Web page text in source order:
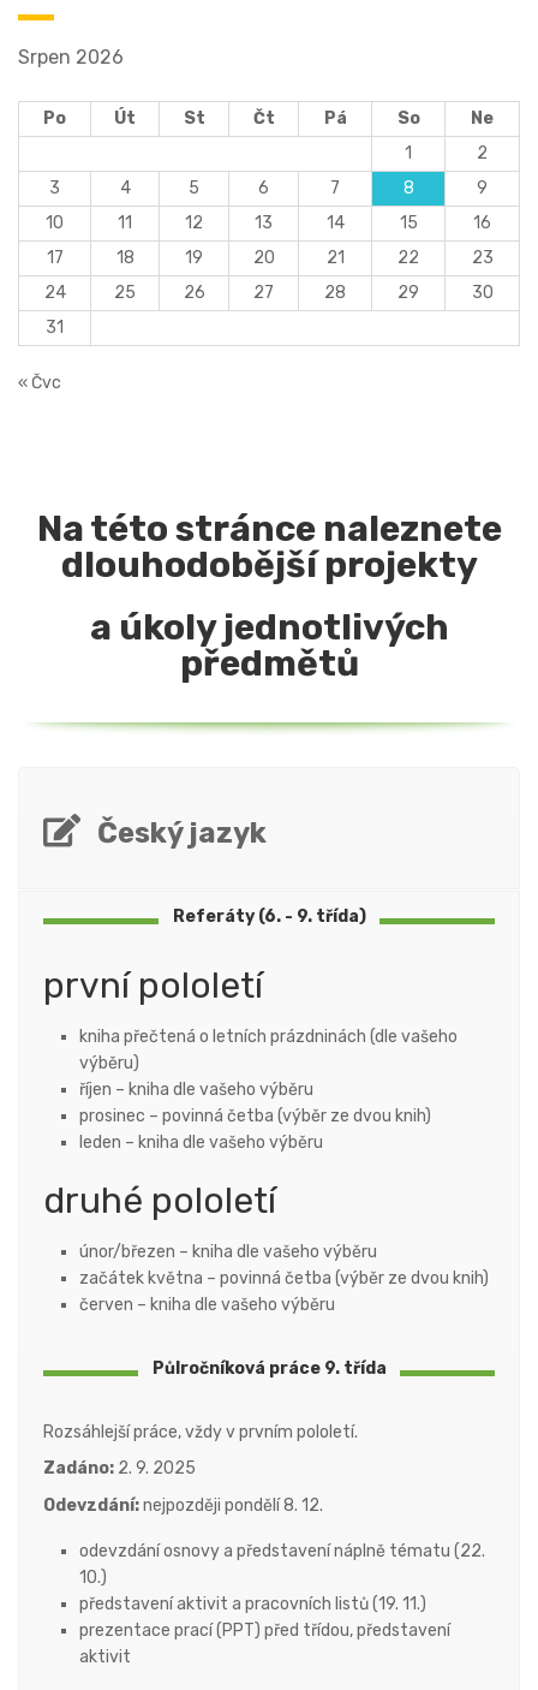
Srpen 2026
Po Út St Čt Pá So
Ne
1
2
3
4 5 6 7 8
9
10
11 12 13 14 15
16
17
18 19 20 21 22
23
24
25 26 27 28 29
30
31
« Čvc
Na této stránce naleznete
dlouhodobější projekty
a úkoly jednotlivých
předmětů
Český jazyk
Referáty (6. - 9. třída)
první pololetí
kniha přečtená o letních prázdninách (dle vašeho
výběru)
říjen – kniha dle vašeho výběru
prosinec – povinná četba (výběr ze dvou knih)
leden – kniha dle vašeho výběru
druhé pololetí
únor/březen – kniha dle vašeho výběru
začátek května – povinná četba (výběr ze dvou knih)
červen – kniha dle vašeho výběru
Půlročníková práce 9. třída
Rozsáhlejší práce, vždy v prvním pololetí.
Zadáno: 2. 9. 2025
Odevzdání:nejpozději pondělí 8. 12.
odevzdání osnovy a představení náplně tématu (22.
10.)
představení aktivit a pracovních listů (19. 11.)
prezentace prací (PPT) před třídou, představení
aktivit